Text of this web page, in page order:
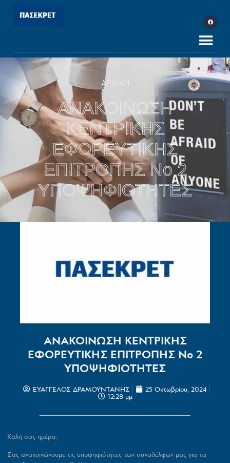
ΑΡΧΙΚΗ
ΑΝΑΚΟΙΝΩΣΗ
ΚΕΝΤΡΙΚΗΣ
ΕΦΟΡΕΥΤΙΚΗΣ
ΕΠΙΤΡΟΠΗΣ Νο 2
ΥΠΟΨΗΦΙΟΤΗΤΕΣ
ΑΝΑΚΟΙΝΩΣΗ ΚΕΝΤΡΙΚΗΣ
ΕΦΟΡΕΥΤΙΚΗΣ ΕΠΙΤΡΟΠΗΣ Νο 2
ΥΠΟΨΗΦΙΟΤΗΤΕΣ
ΕΥΑΓΓΕΛΟΣ ΔΡΑΜΟΥΝΤΑΝΗΣ
25 Οκτωβρίου, 2024
12:28 μμ
Καλή σας ημέρα.
Σας ανακοινώνουμε τις υποψηφιότητες των συναδέλφων μας για τα